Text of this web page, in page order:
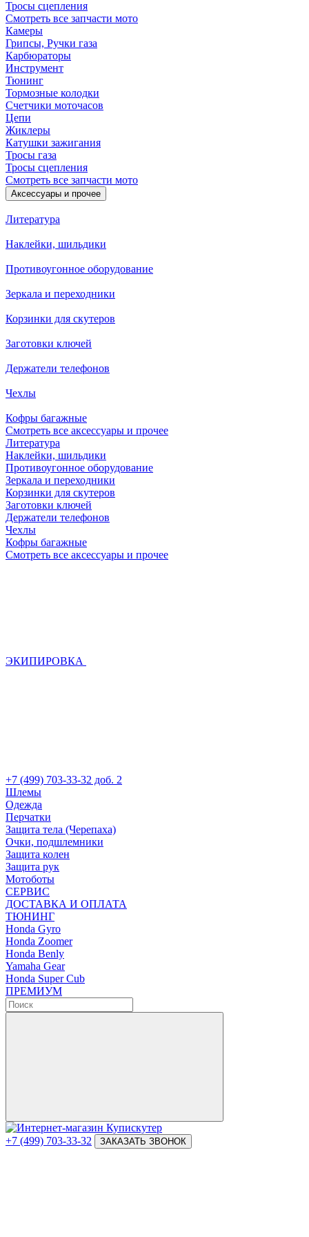
Тросы сцепления
Смотреть все запчасти мото
Камеры
Грипсы, Ручки газа
Карбюраторы
Инструмент
Тюнинг
Тормозные колодки
Счетчики моточасов
Цепи
Жиклеры
Катушки зажигания
Тросы газа
Тросы сцепления
Смотреть все запчасти мото
Аксессуары и прочее
Литература
Наклейки, шильдики
Противоугонное оборудование
Зеркала и переходники
Корзинки для скутеров
Заготовки ключей
Держатели телефонов
Чехлы
Кофры багажные
Смотреть все аксессуары и прочее
Литература
Наклейки, шильдики
Противоугонное оборудование
Зеркала и переходники
Корзинки для скутеров
Заготовки ключей
Держатели телефонов
Чехлы
Кофры багажные
Смотреть все аксессуары и прочее
ЭКИПИРОВКА
+7 (499) 703-33-32 доб. 2
Шлемы
Одежда
Перчатки
Защита тела (Черепаха)
Очки, подшлемники
Защита колен
Защита рук
Мотоботы
СЕРВИС
ДОСТАВКА И ОПЛАТА
ТЮНИНГ
Honda Gyro
Honda Zoomer
Honda Benly
Yamaha Gear
Honda Super Cub
ПРЕМИУМ
+7 (499) 703-33-32 ЗАКАЗАТЬ ЗВОНОК